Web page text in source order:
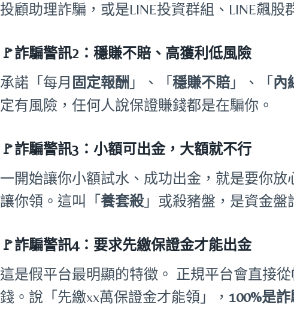
投顧助理詐騙，或是LINE投資群組、LINE飆股
🚩詐騙警訊2：穩賺不賠、高獲利低風險
承諾「每月 固定報酬 」、「穩賺不賠 」、「 內
定有風險，任何人說保證賺錢都是在騙你。
🚩詐騙警訊3：小額可出金，大額就不行
一開始讓你小額試水、成功出金，就是要你
讓你領。這叫「養套殺」或殺豬盤，是資金盤
🚩詐騙警訊4：要求先繳保證金才能出金
這是假平台最明顯的特徵。 正規平台會直接
錢。說「先繳xx萬保證金才能領」，100%是